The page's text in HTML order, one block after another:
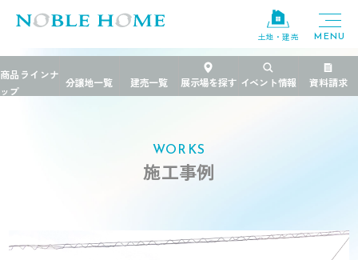
土地・建売
TOP 工夫の詰まった新しい平屋のかたち
WORKS
施工事例